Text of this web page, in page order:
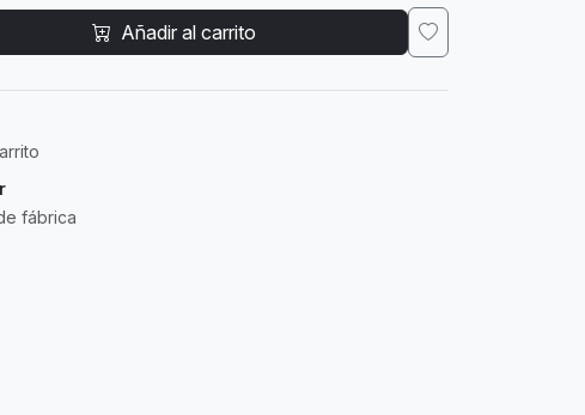
Añadir al carrito
fábrica